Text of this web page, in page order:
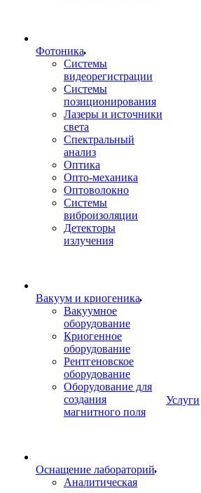
Фотоника
Cистемы
видеорегистрации
Системы
позиционирования
Лазеры и источники
света
Спектральный
анализ
Оптика
Опто-механика
Оптоволокно
Системы
виброизоляции
Детекторы
излучения
Вакуум и криогеника
Вакуумное
оборудование
Криогенное
оборудование
Рентгеновское
оборудование
Оборудование для
создания
магнитного поля
Оснащение лабораторий
Аналитическая
Услуги